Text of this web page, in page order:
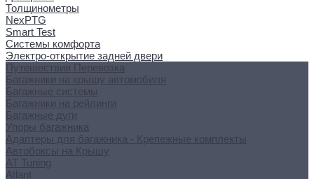
Толщинометры
NexPTG
Smart Test
Системы комфорта
Электро-открытие задней двери
Путешествия Перевозка
Багажники на крышу автомобиля
Багажные системы
Багажники на рейлинги
Багажные дуги
Упоры багажника
Адаптеры для багажника - Крепежные комплекты
Автобоксы на Крышу
AT Tuning
Atlant